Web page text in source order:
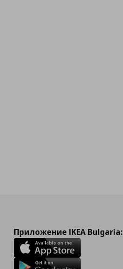
Приложение IKEA Bulgaria: